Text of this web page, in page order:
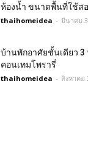
ห้องน้ำ ขนาดพื้นที่ใช้สอ
thaihomeidea - มีนาคม
บ้านพักอาศัยชั้นเดียว 3
คอนเทมโพรารี่
thaihomeidea - สิงหาคม